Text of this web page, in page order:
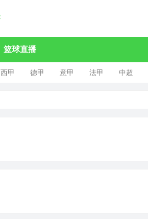
篮球直播
西甲 德甲 意甲 法甲 中超